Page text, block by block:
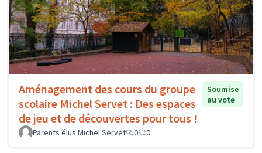
Aménagement des cours du groupe
scolaire Michel Servet : Des espaces
de jeu et de découvertes pour tous !
Soumise
au vote
Parents élus Michel Servet 0 0